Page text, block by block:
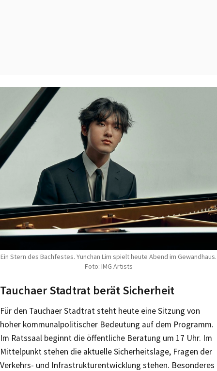
Ein Stern des Bachfestes. Yunchan Lim spielt heute Abend im Gewandhaus.
Foto: IMG Artists
Tauchaer Stadtrat berät Sicherheit
Für den Tauchaer Stadtrat steht heute eine Sitzung von
hoher kommunalpolitischer Bedeutung auf dem Programm.
Im Ratssaal beginnt die öffentliche Beratung um 17 Uhr. Im
Mittelpunkt stehen die aktuelle Sicherheitslage, Fragen der
Verkehrs- und Infrastrukturentwicklung stehen. Besonderes